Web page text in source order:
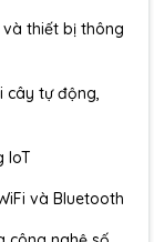
thiết bị thông
cây tự động,
IoT
và Bluetooth